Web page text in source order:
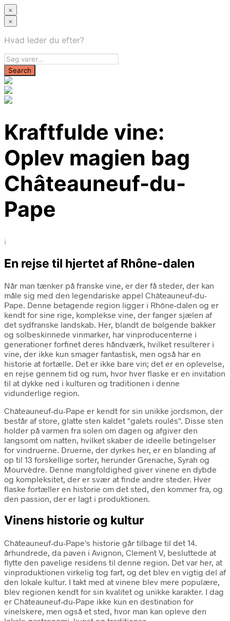
×
×
Hvad leder du efter?
Kraftfulde vine:
Oplev magien bag
Châteauneuf-du-
Pape
i
En rejse til hjertet af Rhône-dalen
Når man tænker på franske vine, er der få steder, der kan
måle sig med den legendariske appel Châteauneuf-du-
Pape. Denne betagende region ligger i Rhône-dalen og er
kendt for sine rige, komplekse vine, der fanger sjælen af
det sydfranske landskab. Her, blandt de bølgende bakker
og solbeskinnede vinmarker, har vinproducenterne i
generationer forfinet deres håndværk, hvilket resulterer i
vine, der ikke kun smager fantastisk, men også har en
historie at fortælle. Det er ikke bare vin; det er en oplevelse,
en rejse gennem tid og rum, hvor hver flaske er en invitation
til at dykke ned i kulturen og traditionen i denne
vidunderlige region.
Châteauneuf-du-Pape er kendt for sin unikke jordsmon, der
består af store, glatte sten kaldet "galets roulés". Disse sten
holder på varmen fra solen om dagen og afgiver den
langsomt om natten, hvilket skaber de ideelle betingelser
for vindruerne. Druerne, der dyrkes her, er en blanding af
op til 13 forskellige sorter, herunder Grenache, Syrah og
Mourvèdre. Denne mangfoldighed giver vinene en dybde
og kompleksitet, der er svær at finde andre steder. Hver
flaske fortæller en historie om det sted, den kommer fra, og
den passion, der er lagt i produktionen.
Vinens historie og kultur
Châteauneuf-du-Pape's historie går tilbage til det 14.
århundrede, da paven i Avignon, Clement V, besluttede at
flytte den pavelige residens til denne region. Det var her, at
vinproduktionen virkelig tog fart, og det blev en vigtig del af
den lokale kultur. I takt med at vinene blev mere populære,
blev regionen kendt for sin kvalitet og unikke karakter. I dag
er Châteauneuf-du-Pape ikke kun en destination for
vinelskere, men også et sted, hvor man kan opleve den